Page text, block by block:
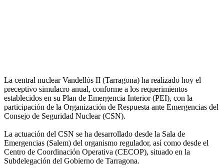
La central nuclear Vandellós II (Tarragona) ha realizado hoy el
preceptivo simulacro anual, conforme a los requerimientos
establecidos en su Plan de Emergencia Interior (PEI), con la
participación de la Organización de Respuesta ante Emergencias del
Consejo de Seguridad Nuclear (CSN).
La actuación del CSN se ha desarrollado desde la Sala de
Emergencias (Salem) del organismo regulador, así como desde el
Centro de Coordinación Operativa (CECOP), situado en la
Subdelegación del Gobierno de Tarragona.